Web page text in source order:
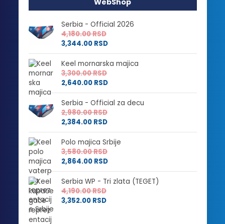
Serbia - Official 2026
4,180.00RSD
3,344.00 RSD
Keel mornarska majica
3,300.00RSD
2,640.00 RSD
Serbia - Official za decu
2,980.00RSD
2,384.00 RSD
Polo majica Srbije
3,580.00RSD
2,864.00 RSD
Serbia WP - Tri zlata (TEGET)
4,190.00RSD
3,352.00 RSD